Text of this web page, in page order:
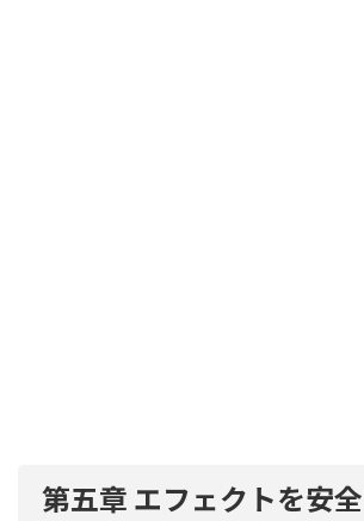
第五章 エフェクトを安